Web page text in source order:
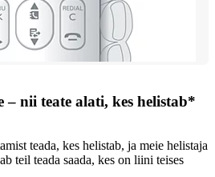
– nii teate alati, kes helistab*
teada, kes helistab, ja meie helistaja
teil teada saada, kes on liini teises